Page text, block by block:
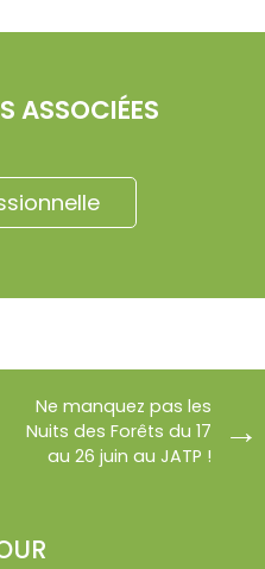
ASSOCIÉES
Ne manquez pas les
Nuits des Forêts du 17
au 26 juin au JATP !